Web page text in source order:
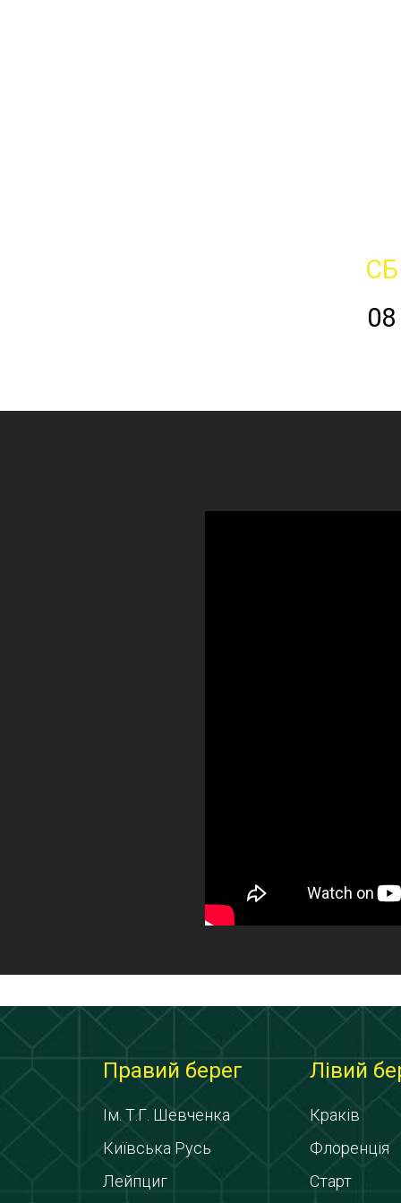
СБ
08
Правий берег
Ім. Т.Г. Шевченка
Київська Русь
Лейпциг
Лівий
Краків
Флоренція
Старт